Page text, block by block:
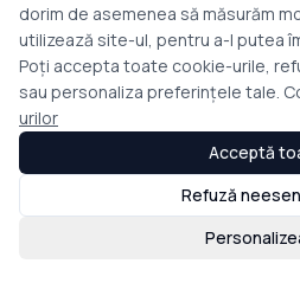
dorim de asemenea să măsurăm
utilizează site-ul, pentru a-l putea
Poți accepta toate cookie-urile,
sau personaliza preferințele tale.
urilor
Refuză
Acceptă